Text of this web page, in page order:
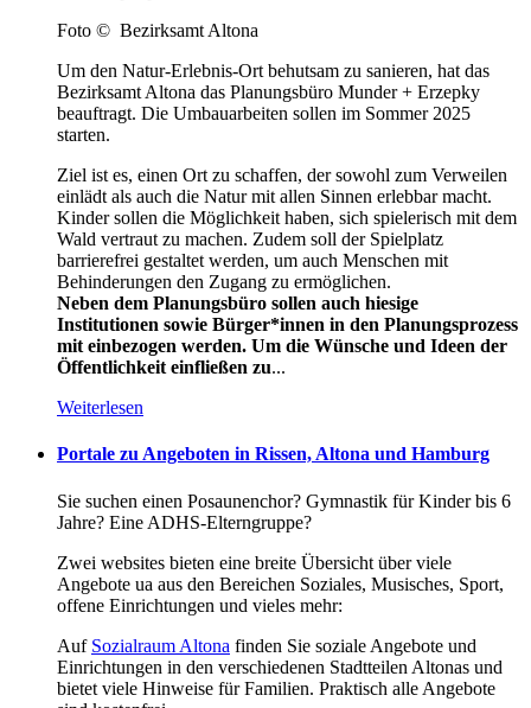
Foto © Bezirksamt Altona
Um den Natur-Erlebnis-Ort behutsam zu sanieren, hat das
Bezirksamt Altona das Planungsbüro Munder + Erzepky
beauftragt. Die Umbauarbeiten sollen im Sommer 2025
starten.
Ziel ist es, einen Ort zu schaffen, der sowohl zum Verweilen
einlädt als auch die Natur mit allen Sinnen erlebbar macht.
Kinder sollen die Möglichkeit haben, sich spielerisch mit dem
Wald vertraut zu machen. Zudem soll der Spielplatz
barrierefrei gestaltet werden, um auch Menschen mit
Behinderungen den Zugang zu ermöglichen.
Neben dem Planungsbüro sollen auch hiesige
Institutionen sowie Bürger*innen in den Planungsprozess
mit einbezogen werden. Um die Wünsche und Ideen der
Öffentlichkeit einfließen zu...
Weiterlesen
Portale zu Angeboten in Rissen, Altona und Hamburg
Sie suchen einen Posaunenchor? Gymnastik für Kinder bis 6
Jahre? Eine ADHS-Elterngruppe?
Zwei websites bieten eine breite Übersicht über viele
Angebote ua aus den Bereichen Soziales, Musisches, Sport,
offene Einrichtungen und vieles mehr:
Auf Sozialraum Altona finden Sie soziale Angebote und
Einrichtungen in den verschiedenen Stadtteilen Altonas und
bietet viele Hinweise für Familien. Praktisch alle Angebote